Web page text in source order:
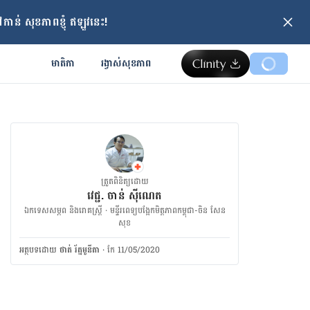
ន់ សុខភាពខ្ញុំ ឥឡូវនេះ!
មាតិកា រង្វាស់​សុខភាព
ត្រួតពិនិត្យដោយ
វេជ្ជ. ចាន់ ស៊ីណេត
ឯកទេសសម្ភព និងរោគស្ត្រី · ម​ន្ទីរពេទ្យបង្អែកមិត្តភាពកម្ពុជា-ចិន សែន
សុខ
អត្ថបទ​ដោយ ថាត់ រ័ត្នមូនីតា ·កែ 11/05/2020